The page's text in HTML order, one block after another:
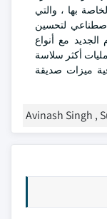
بها ، والتي
لتحسين
الجديد مع أنواع
أكثر سلاسة
ميزات صديقة
Avinash Singh ,